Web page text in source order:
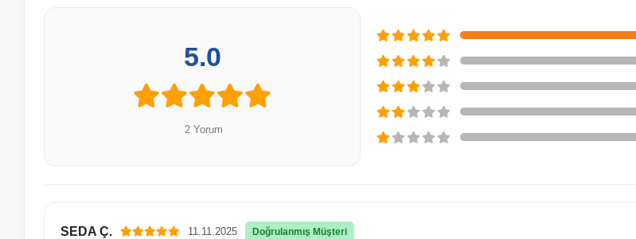
5.0
2 Yorum
SEDA Ç. 11.11.2025 Doğrulanmış Müşteri